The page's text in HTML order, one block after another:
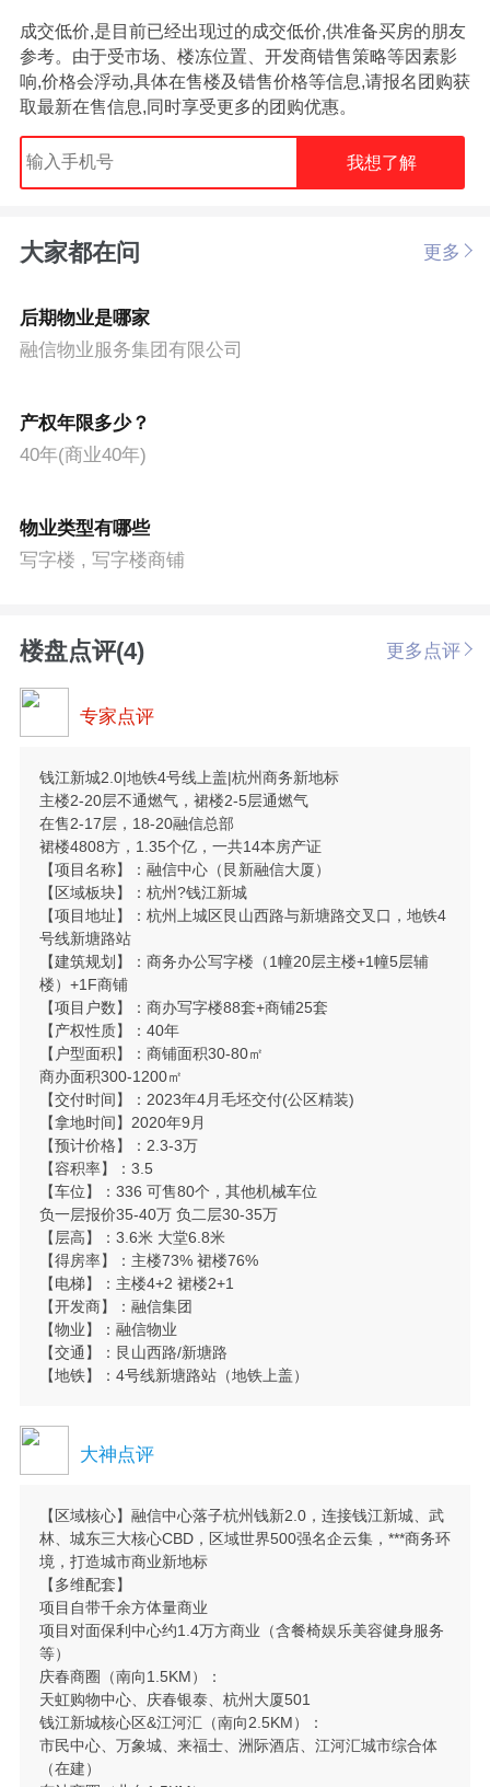
成交低价,是目前已经出现过的成交低价,供准备买房的朋友
参考。由于受市场、楼冻位置、开发商错售策略等因素影
响,价格会浮动,具体在售楼及错售价格等信息,请报名团购获
取最新在售信息,同时享受更多的团购优惠。
我想了解
大家都在问 更多
后期物业是哪家
融信物业服务集团有限公司
产权年限多少？
40年(商业40年)
物业类型有哪些
写字楼 , 写字楼商铺
楼盘点评(4) 更多点评
专家点评
钱江新城2.0|地铁4号线上盖|杭州商务新地标
主楼2-20层不通燃气，裙楼2-5层通燃气
在售2-17层，18-20融信总部
裙楼4808方，1.35个亿，一共14本房产证
【项目名称】：融信中心（艮新融信大厦）
【区域板块】：杭州?钱江新城
【项目地址】：杭州上城区艮山西路与新塘路交叉口，地铁4
号线新塘路站
【建筑规划】：商务办公写字楼（1幢20层主楼+1幢5层辅
楼）+1F商铺
【项目户数】：商办写字楼88套+商铺25套
【产权性质】：40年
【户型面积】：商铺面积30-80㎡
商办面积300-1200㎡
【交付时间】：2023年4月毛坯交付(公区精装)
【拿地时间】2020年9月
【预计价格】：2.3-3万
【容积率】：3.5
【车位】：336 可售80个，其他机械车位
负一层报价35-40万 负二层30-35万
【层高】：3.6米 大堂6.8米
【得房率】：主楼73% 裙楼76%
【电梯】：主楼4+2 裙楼2+1
【开发商】：融信集团
【物业】：融信物业
【交通】：艮山西路/新塘路
【地铁】：4号线新塘路站（地铁上盖）
大神点评
【区域核心】融信中心落子杭州钱新2.0，连接钱江新城、武
林、城东三大核心CBD，区域世界500强名企云集，***商务环
境，打造城市商业新地标
【多维配套】
项目自带千余方体量商业
项目对面保利中心约1.4万方商业（含餐椅娱乐美容健身服务
等）
庆春商圈（南向1.5KM）：
天虹购物中心、庆春银泰、杭州大厦501
钱江新城核心区&江河汇（南向2.5KM）：
市民中心、万象城、来福士、洲际酒店、江河汇城市综合体
（在建）